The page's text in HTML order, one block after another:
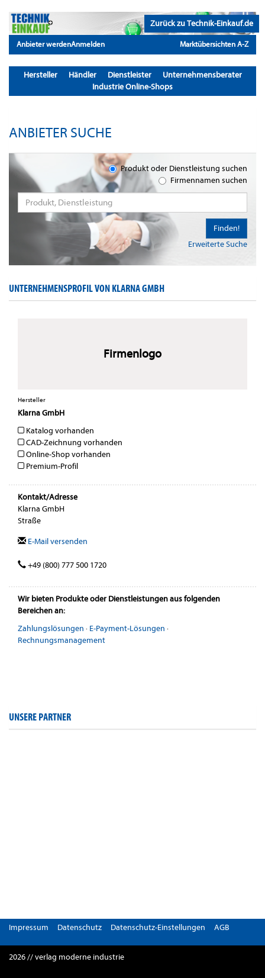
Zurück zu Technik-Einkauf.de
Anbieter werdenAnmelden Marktübersichten A-Z
Hersteller Händler Dienstleister
Unternehmensberater
Industrie Online-Shops
ANBIETER SUCHE
Produkt oder Dienstleistung suchen
Firmennamen suchen
Erweiterte Suche
Finden!
UNTERNEHMENSPROFIL VON KLARNA GMBH
Firmenlogo
Hersteller
Klarna GmbH
Katalog vorhanden
CAD-Zeichnung vorhanden
Online-Shop vorhanden
Premium-Profil
Kontakt/Adresse
Klarna GmbH
Straße
E-Mail versenden
+49 (800) 777 500 1720
Wir bieten Produkte oder Dienstleistungen aus folgenden
Bereichen an:
Zahlungslösungen · E-Payment-Lösungen ·
Rechnungsmanagement
UNSERE PARTNER
Impressum Datenschutz Datenschutz-Einstellungen AGB
2026 // verlag moderne industrie